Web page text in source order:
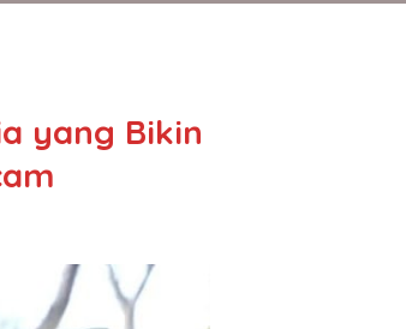
yang Bikin